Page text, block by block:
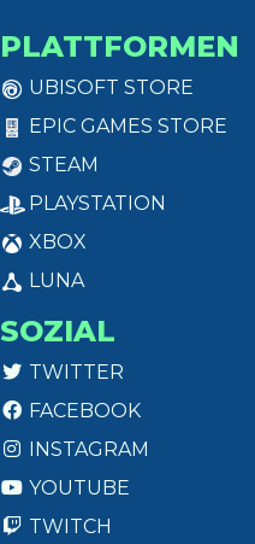
PLATTFORMEN
UBISOFT STORE
EPIC GAMES STORE
STEAM
PLAYSTATION
XBOX
LUNA
SOZIAL
TWITTER
FACEBOOK
INSTAGRAM
YOUTUBE
TWITCH